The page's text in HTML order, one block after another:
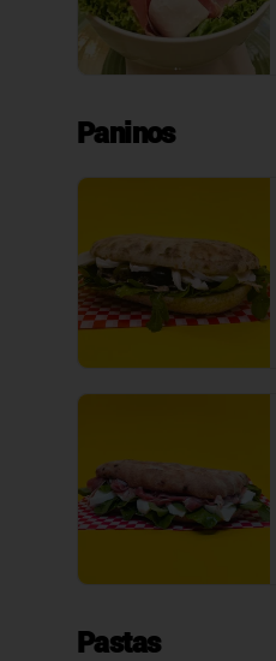
Paninos
Pastas